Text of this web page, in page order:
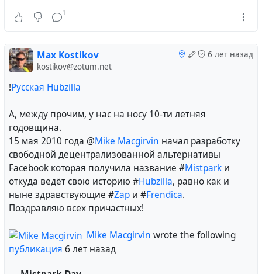
Donate Zotum hub
Support Zot universum experimental hub aka Zotum
#zotum#support #donate
#russian#lang_ru #support#development#donation
#finance
1
6 лет назад
Max Kostikov
kostikov@zotum.net
!Русская Hubzilla
А, между прочим, у нас на носу 10-ти летняя
годовщина.
15 мая 2010 года @Mike Macgirvin начал разработку
свободной децентрализованной альтернативы
Facebook которая получила название #Mistpark и
откуда ведёт свою историю #Hubzilla, равно как и
ныне здравствующие #Zap и #Frendica.
Поздравляю всех причастных!
Mike Macgirvin wrote the following
публикация 6 лет назад